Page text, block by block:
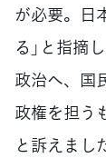
が必要。日
る」と指摘
政治へ、国
政権を担う
と訴えまし